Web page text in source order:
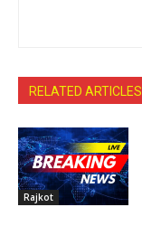
RELATED ARTICLES
Rajkot